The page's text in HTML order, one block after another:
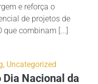
e reforça o
de projetos de
que combinam [...]
, Uncategorized
Dia Nacional da